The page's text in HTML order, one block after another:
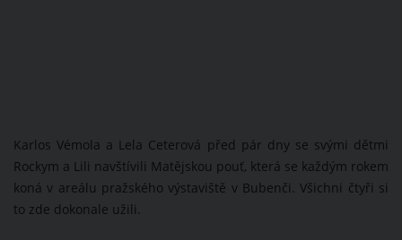
Karlos Vémola a Lela Ceterová před pár dny se svými dětmi
Rockym a Lili navštívili Matějskou pouť, která se každým rokem
koná v areálu pražského výstaviště v Bubenči. Všichni čtyři si
to zde dokonale užili.